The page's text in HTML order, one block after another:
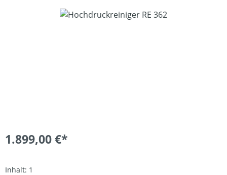
Bildergalerie überspringen
1.899,00 €*
Inhalt: 1